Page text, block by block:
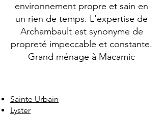
environnement propre et sain en
un rien de temps. L'expertise de
Archambault est synonyme de
propreté impeccable et constante.
Grand ménage à Macamic
Sainte Urbain
Lyster